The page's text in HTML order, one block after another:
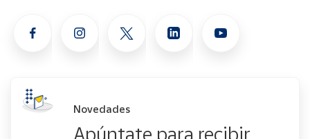
Novedades
Apúntate para recibir